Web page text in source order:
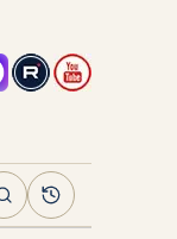
ПоискАрхив